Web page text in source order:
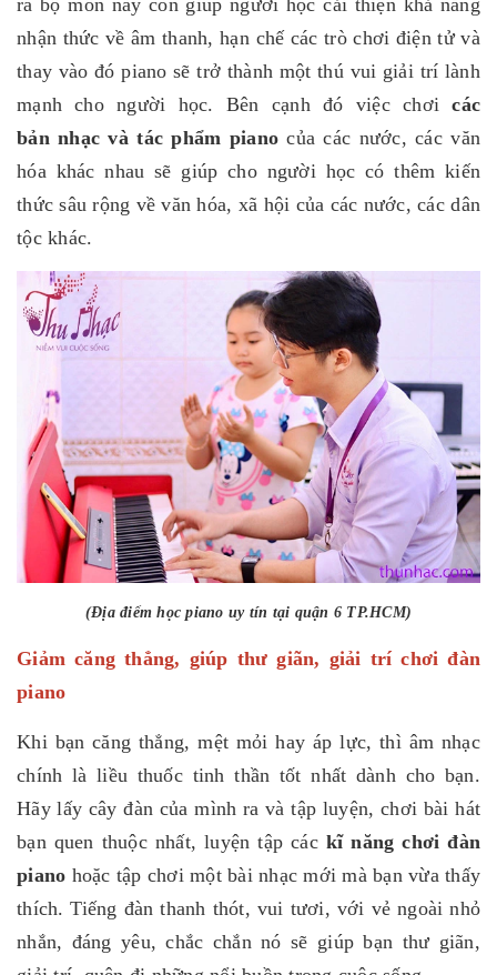
ra bộ môn này còn giúp người học cải thiện khả năng
nhận thức về âm thanh, hạn chế các trò chơi điện tử và
thay vào đó piano sẽ trở thành một thú vui giải trí lành
mạnh cho người học. Bên cạnh đó việc chơicác
bản nhạc và tác phẩm pianocủa các nước, các văn
hóa khác nhau sẽ giúp cho người học có thêm kiến
thức sâu rộng về văn hóa, xã hội của các nước, các dân
tộc khác.
(Địa điểm học piano uy tín tại quận 6 TP.HCM)
Giảm căng thẳng, giúp thư giãn, giải trí chơi đàn
piano
Khi bạn căng thẳng, mệt mỏi hay áp lực, thì âm nhạc
chính là liều thuốc tinh thần tốt nhất dành cho bạn.
Hãy lấy cây đàn của mình ra và tập luyện, chơi bài hát
bạn quen thuộc nhất, luyện tập cáckĩ năng chơi đàn
piano hoặc tập chơi một bài nhạc mới mà bạn vừa thấy
thích. Tiếng đàn thanh thót, vui tươi, với vẻ ngoài nhỏ
nhắn, đáng yêu, chắc chắn nó sẽ giúp bạn thư giãn,